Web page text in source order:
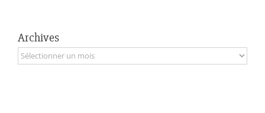
Archives
Archives